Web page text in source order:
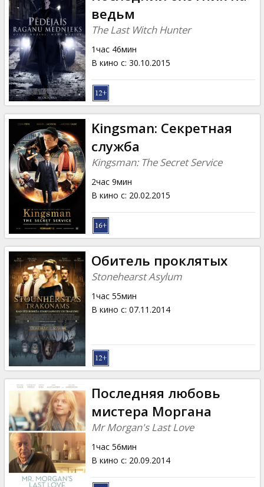
ведьм
The Last Witch Hunter
1час 46мин
В кино с: 30.10.2015
Kingsman: Секретная
служба
Kingsman: The Secret Service
2час 9мин
В кино с: 20.02.2015
Обитель проклятых
Stonehearst Asylum
1час 55мин
В кино с: 07.11.2014
Последняя любовь
мистера Моргана
Mr Morgan's Last Love
1час 56мин
В кино с: 20.09.2014